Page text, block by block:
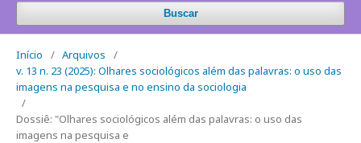
Buscar
Início / Arquivos
/
v. 13 n. 23 (2025): Olhares sociológicos além das palavras: o uso das
imagens na pesquisa e no ensino da sociologia
/
Dossiê: "Olhares sociológicos além das palavras: o uso das
imagens na pesquisa e